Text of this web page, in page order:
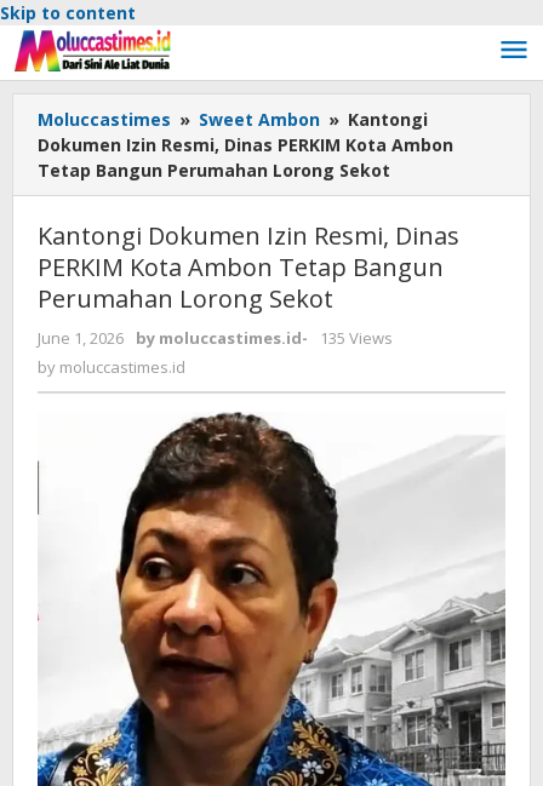
Skip to content
Moluccastimes » Sweet Ambon » Kantongi
Dokumen Izin Resmi, Dinas PERKIM Kota Ambon
Tetap Bangun Perumahan Lorong Sekot
Kantongi Dokumen Izin Resmi, Dinas
PERKIM Kota Ambon Tetap Bangun
Perumahan Lorong Sekot
June 1, 2026 by moluccastimes.id-
135 Views
by moluccastimes.id